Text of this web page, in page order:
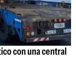
con una central